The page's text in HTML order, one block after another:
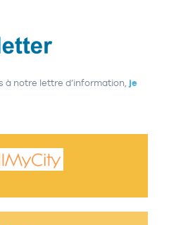
à notre lettre d’information, je